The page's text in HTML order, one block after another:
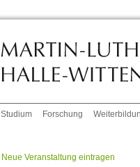
Studium Forschung
Neue Veranstaltung eintragen